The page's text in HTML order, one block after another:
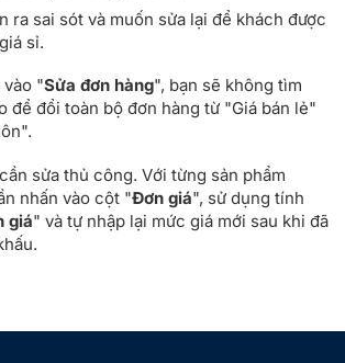
ra sai sót và muốn sửa lại để khách được
sỉ.
vào "Sửa đơn hàng", bạn sẽ không tìm
để đổi toàn bộ đơn hàng từ "Giá bán lẻ"
sửa thủ công. Với từng sản phẩm
nhấn vào cột "Đơn giá", sử dụng tính
giá" và tự nhập lại mức giá mới sau khi đã